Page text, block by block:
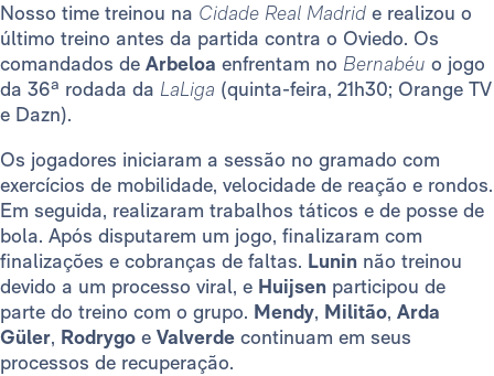
Nosso time treinou na Cidade Real Madrid e realizou o
último treino antes da partida contra o Oviedo. Os
comandados de Arbeloa enfrentam no Bernabéu o jogo
da 36ª rodada da LaLiga (quinta-feira, 21h30; Orange TV
e Dazn).
Os jogadores iniciaram a sessão no gramado com
exercícios de mobilidade, velocidade de reação e rondos.
Em seguida, realizaram trabalhos táticos e de posse de
bola. Após disputarem um jogo, finalizaram com
finalizações e cobranças de faltas. Lunin não treinou
devido a um processo viral, e Huijsen participou de
parte do treino com o grupo. Mendy, Militão, Arda
Güler, Rodrygo e Valverde continuam em seus
processos de recuperação.